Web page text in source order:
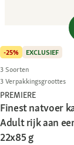
-25%
EXCLUSIEF
3 Soorten
3 Verpakkingsgroottes
PREMIERE
Finest natvoer
Adult rijk aan
22x85 g